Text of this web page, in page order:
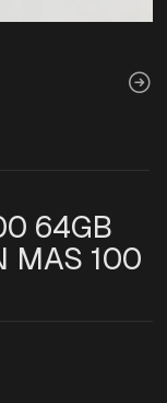
64GB
MAS 100